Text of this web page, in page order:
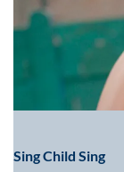
Sing Child Sing